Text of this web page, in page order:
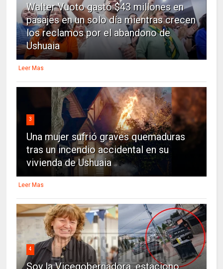
Walter Vuoto gastó $43 millones en
pasajes en un solo día mientras crecen
los reclamos por el abandono de
Ushuaia
Leer Mas
3
Una mujer sufrió graves quemaduras
tras un incendio accidental en su
vivienda de Ushuaia
Leer Mas
4
Soy la Vicegobernadora, estaciono